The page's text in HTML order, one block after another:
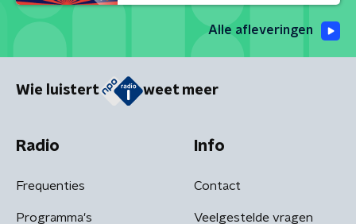
Alle afleveringen
Wie luistert weet meer
Radio
Frequenties
Programma's
Info
Contact
Veelgestelde vragen